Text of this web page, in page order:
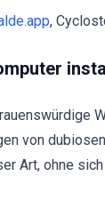
,
von
Art, ohne